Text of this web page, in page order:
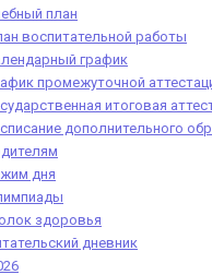
план
воспитательной работы
график
промежуточной
итоговая
дополнительного
дня
здоровья
дневник